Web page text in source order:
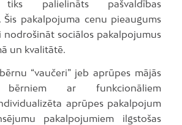
tiks palielināts pašvaldības
Šis pakalpojuma cenu pieaugums
nodrošināt sociālos pakalpojumus
un kvalitātē.
“vaučeri” jeb aprūpes mājās
bērniem ar funkcionāliem
aprūpes pakalpojum
pakalpojumiem ilgstošas